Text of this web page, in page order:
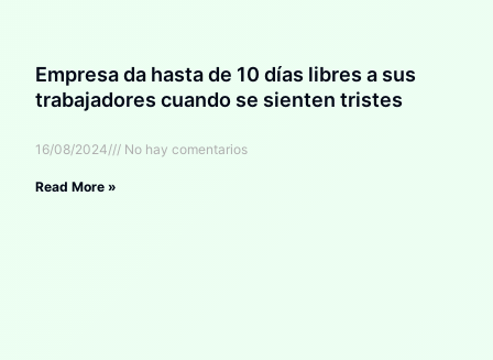
Empresa da hasta de 10 días libres a sus
trabajadores cuando se sienten tristes
16/08/2024 No hay comentarios
Read More »